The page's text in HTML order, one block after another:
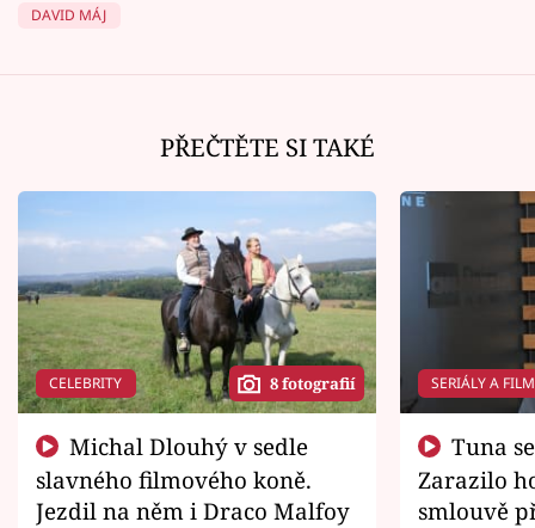
DAVID MÁJ
PŘEČTĚTE SI TAKÉ
CELEBRITY 8 fotografií
slavného filmového koně.
Jezdil na něm i Draco Malfoy
SERIÁLY A
Zarazilo
smlouvě